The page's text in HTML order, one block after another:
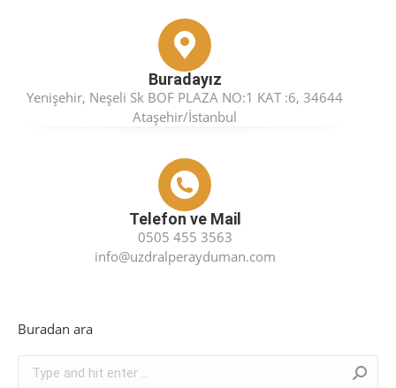
Buradayız
Yenişehir, Neşeli Sk BOF PLAZA NO:1 KAT :6, 34644
Ataşehir/İstanbul
Telefon ve Mail
0505 455 3563
info@uzdralperayduman.com
Buradan ara
Search: